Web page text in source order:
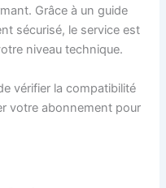
Grâce à un guide
sécurisé, le service est
niveau technique.
vérifier la compatibilité
votre abonnement pour